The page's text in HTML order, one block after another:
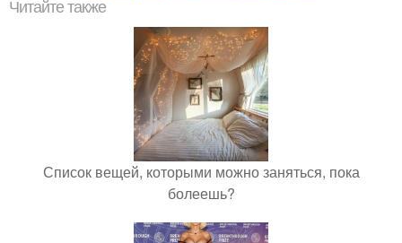
Читайте также
Список вещей, которыми можно заняться, пока
болеешь?